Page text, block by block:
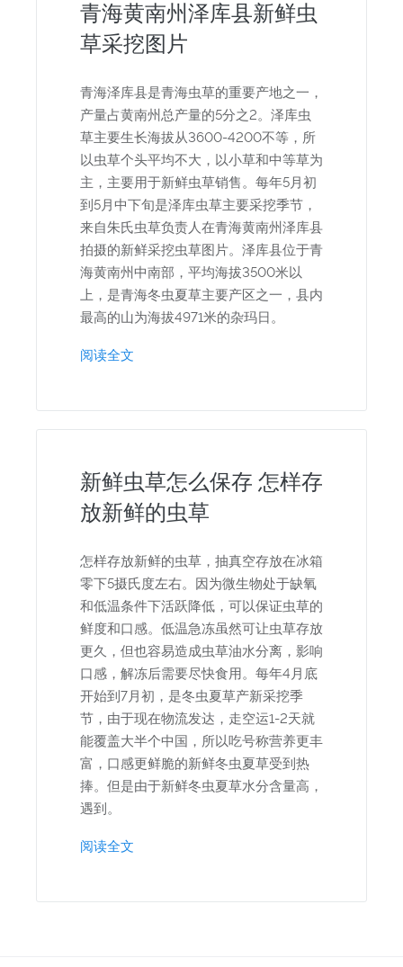
青海黄南州泽库县新鲜虫
草采挖图片
青海泽库县是青海虫草的重要产地之一，
产量占黄南州总产量的5分之2。泽库虫
草主要生长海拔从3600-4200不等，所
以虫草个头平均不大，以小草和中等草为
主，主要用于新鲜虫草销售。每年5月初
到5月中下旬是泽库虫草主要采挖季节，
来自朱氏虫草负责人在青海黄南州泽库县
拍摄的新鲜采挖虫草图片。泽库县位于青
海黄南州中南部，平均海拔3500米以
上，是青海冬虫夏草主要产区之一，县内
最高的山为海拔4971米的杂玛日。
阅读全文
新鲜虫草怎么保存 怎样存
放新鲜的虫草
怎样存放新鲜的虫草，抽真空存放在冰箱
零下5摄氏度左右。因为微生物处于缺氧
和低温条件下活跃降低，可以保证虫草的
鲜度和口感。低温急冻虽然可让虫草存放
更久，但也容易造成虫草油水分离，影响
口感，解冻后需要尽快食用。每年4月底
开始到7月初，是冬虫夏草产新采挖季
节，由于现在物流发达，走空运1-2天就
能覆盖大半个中国，所以吃号称营养更丰
富，口感更鲜脆的新鲜冬虫夏草受到热
捧。但是由于新鲜冬虫夏草水分含量高，
遇到。
阅读全文